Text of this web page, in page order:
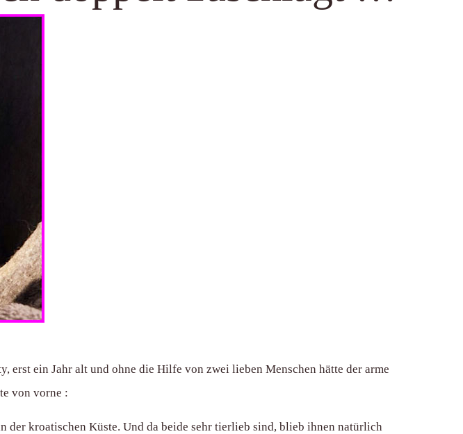
ein Jahr alt und ohne die Hilfe von zwei lieben Menschen hätte der arme
von vorne :
der kroatischen Küste. Und da beide sehr tierlieb sind, blieb ihnen natürlich